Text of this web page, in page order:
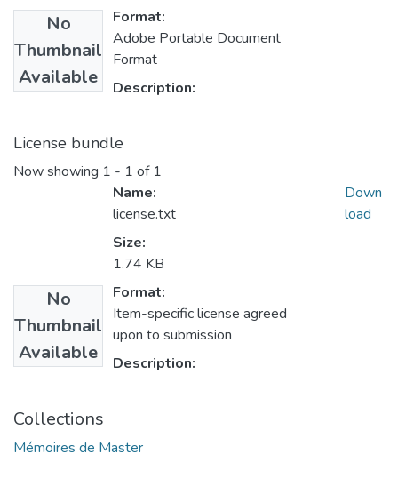
No
Thumbnail
Available
Format:
Adobe Portable Document
Format
Description:
License bundle
Now showing 1 - 1 of 1
No
Thumbnail
Available
Name:
license.txt
Size:
1.74 KB
Format:
Item-specific license agreed
upon to submission
Description:
Down
load
Collections
Mémoires de Master